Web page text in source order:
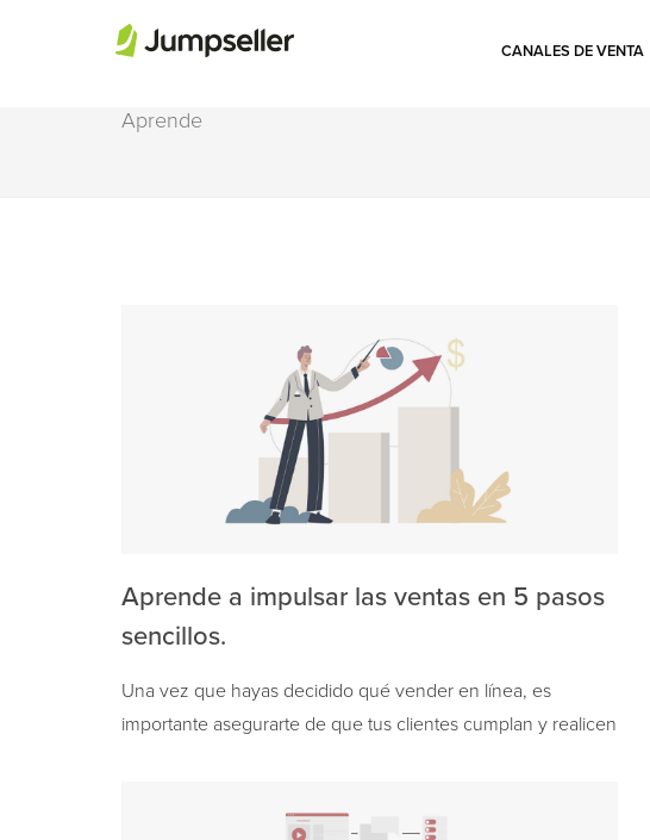
CANALES DE VENTA
Aprende
Aprende a impulsar las ventas en 5 pasos
sencillos.
Una vez que hayas decidido qué vender en línea, es
importante asegurarte de que tus clientes cumplan y realicen